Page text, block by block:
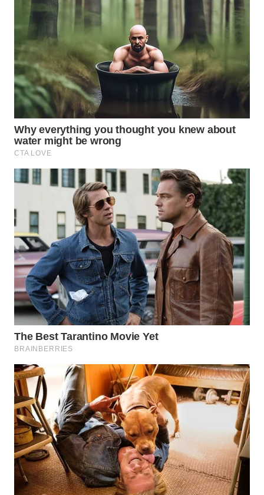
TENGAH
WN DELI
SERDANG
TEBING
TINGGI
WN
PAKPAK
WN
KARAWANG
WN
BEKASI
WN
BOGOR
WN
WN
TAPANULI
UTARA
WN
SAMOSIR
WN